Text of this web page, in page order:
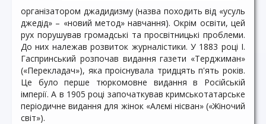
організатором джадидизму (назва походить від «усуль
джедід» – «новий метод» навчання). Окрім освіти, цей
рух порушував громадські та просвітницькі проблеми.
До них належав розвиток журналістики. У 1883 році І.
Гаспринський розпочав видання газети «Терджиман»
(«Перекладач»), яка проіснувала тридцять п'ять років.
Це було перше тюркомовне видання в Російській
імперії. А в 1905 році започаткував кримськотатарське
періодичне видання для жінок «Алємі нісван» («Жіночий
світ»).